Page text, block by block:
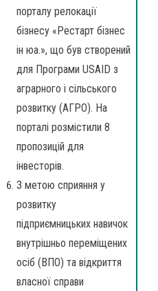
порталу релокації
бізнесу «Рестарт бізнес
ін юа.», що був створений
для Програми USAID з
аграрного і сільського
розвитку (АГРО). На
порталі розмістили 8
пропозицій для
інвесторів.
З метою сприяння у
розвитку
підприємницьких навичок
внутрішньо переміщених
осіб (ВПО) та відкриття
власної справи